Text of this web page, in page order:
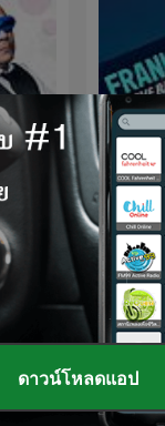
Frank
Frank
ดาวน์โหลดแอป